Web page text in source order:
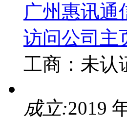
广州惠讯通
访问公司主
工商： 未认
成立:2019